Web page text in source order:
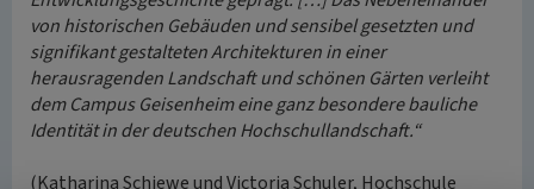
von historischen Gebäuden und sensibel gesetzten und
signifikant gestalteten Architekturen in einer
herausragenden Landschaft und schönen Gärten verleiht
dem Campus Geisenheim eine ganz besondere bauliche
Identität in der deutschen Hochschullandschaft.“
(Katharina Schiewe und Victoria Schuler, Hochschule